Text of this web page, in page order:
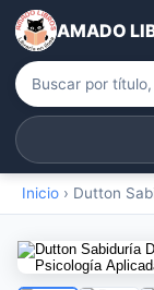
AMADO
Inicio › Dutton